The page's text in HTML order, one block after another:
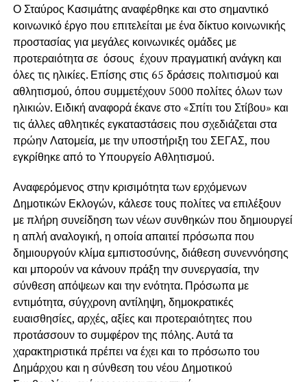
Ο Σταύρος Κασιμάτης αναφέρθηκε και στο σημαντικό
κοινωνικό έργο που επιτελείται με ένα δίκτυο κοινωνικής
προστασίας για μεγάλες κοινωνικές ομάδες με
προτεραιότητα σε όσους έχουν πραγματική ανάγκη και
όλες τις ηλικίες. Επίσης στις 65 δράσεις πολιτισμού και
αθλητισμού, όπου συμμετέχουν 5000 πολίτες όλων των
ηλικιών. Ειδική αναφορά έκανε στο «Σπίτι του Στίβου» και
τις άλλες αθλητικές εγκαταστάσεις που σχεδιάζεται στα
πρώην Λατομεία, με την υποστήριξη του ΣΕΓΑΣ, που
εγκρίθηκε από το Υπουργείο Αθλητισμού.
Αναφερόμενος στην κρισιμότητα των ερχόμενων
Δημοτικών Εκλογών, κάλεσε τους πολίτες να επιλέξουν
με πλήρη συνείδηση των νέων συνθηκών που δημιουργεί
η απλή αναλογική, η οποία απαιτεί πρόσωπα που
δημιουργούν κλίμα εμπιστοσύνης, διάθεση συνεννόησης
και μπορούν να κάνουν πράξη την συνεργασία, την
σύνθεση απόψεων και την ενότητα. Πρόσωπα με
εντιμότητα, σύγχρονη αντίληψη, δημοκρατικές
ευαισθησίες, αρχές, αξίες και προτεραιότητες που
προτάσσουν το συμφέρον της πόλης. Αυτά τα
χαρακτηριστικά πρέπει να έχει και το πρόσωπο του
Δημάρχου και η σύνθεση του νέου Δημοτικού